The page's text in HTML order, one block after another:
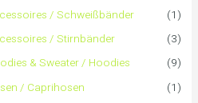
/ Schweißbänder
(1)
/ Stirnbänder
(3)
& Sweater / Hoodies
(9)
/ Caprihosen
(1)